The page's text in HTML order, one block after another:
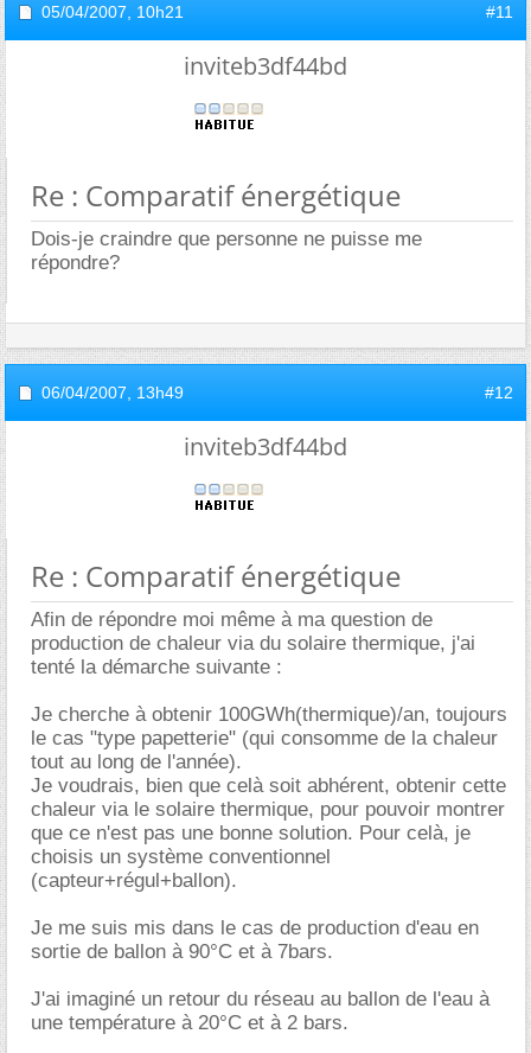
05/04/2007, 10h21 #11
inviteb3df44bd
Re : Comparatif énergétique
Dois-je craindre que personne ne puisse me
répondre?
06/04/2007, 13h49 #12
inviteb3df44bd
Re : Comparatif énergétique
Afin de répondre moi même à ma question de
production de chaleur via du solaire thermique, j'ai
tenté la démarche suivante :
Je cherche à obtenir 100GWh(thermique)/an, toujours
le cas "type papetterie" (qui consomme de la chaleur
tout au long de l'année).
Je voudrais, bien que celà soit abhérent, obtenir cette
chaleur via le solaire thermique, pour pouvoir montrer
que ce n'est pas une bonne solution. Pour celà, je
choisis un système conventionnel
(capteur+régul+ballon).
Je me suis mis dans le cas de production d'eau en
sortie de ballon à 90°C et à 7bars.
J'ai imaginé un retour du réseau au ballon de l'eau à
une température à 20°C et à 2 bars.